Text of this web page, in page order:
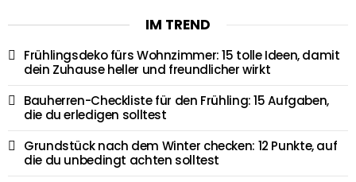
IM TREND
Frühlingsdeko fürs Wohnzimmer: 15 tolle Ideen, damit
dein Zuhause heller und freundlicher wirkt
Bauherren-Checkliste für den Frühling: 15 Aufgaben,
die du erledigen solltest
Grundstück nach dem Winter checken: 12 Punkte, auf
die du unbedingt achten solltest